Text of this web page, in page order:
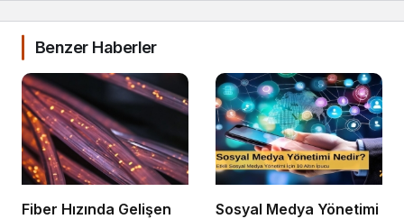
Benzer Haberler
Fiber Hızında Gelişen
Sosyal Medya Yönetimi